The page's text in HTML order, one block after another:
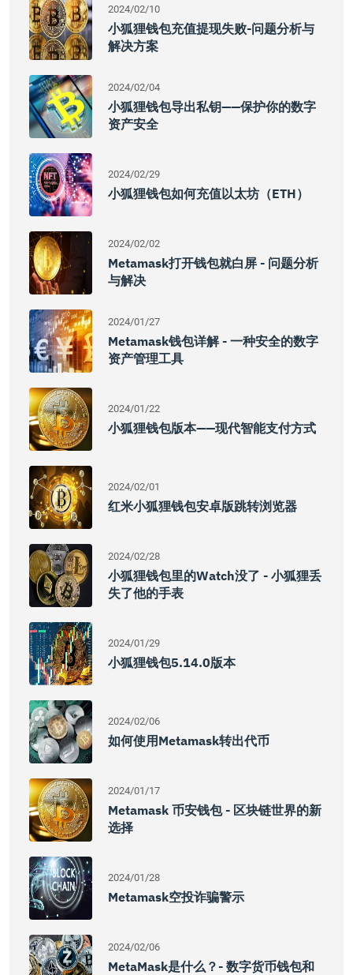
2024/02/10
小狐狸钱包充值提现失败-问题分析与
解决方案
2024/02/04
小狐狸钱包导出私钥——保护你的数字
资产安全
2024/02/29
小狐狸钱包如何充值以太坊（ETH）
2024/02/02
Metamask打开钱包就白屏 - 问题分析
与解决
2024/01/27
Metamask钱包详解 - 一种安全的数字
资产管理工具
2024/01/22
小狐狸钱包版本——现代智能支付方式
2024/02/01
红米小狐狸钱包安卓版跳转浏览器
2024/02/28
小狐狸钱包里的watch没了 - 小狐狸丢
失了他的手表
2024/01/29
小狐狸钱包5.14.0版本
2024/02/06
如何使用Metamask转出代币
2024/01/17
Metamask 币安钱包 - 区块链世界的新
选择
2024/01/28
Metamask空投诈骗警示
2024/02/06
MetaMask是什么？- 数字货币钱包和